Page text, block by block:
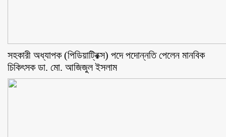
সহকারী অধ্যাপক (পিডিয়াট্রিক্স) পদে পদোন্নতি পেলেন মানবিক
চিকিৎসক ডা. মো. আজিজুল ইসলাম